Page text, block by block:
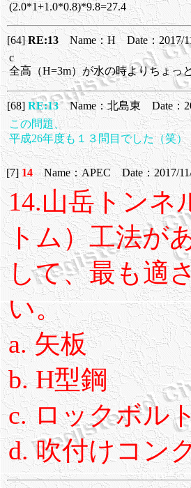
(2.0*1+1.0*0.8)*9.8=27.4
[64]RE:13 Name：H Date：2017/
c
全高（H=3m）が水の時よりちょっ
[68] RE:13Name：北島東 Date：
この問題、
平成26年度も１３問目でした（笑）
[7]14Name：APEC Date：2017/
14.山岳トンネ
トム）工法が
して、最も適
い。
a. 矢板
b. H型鋼
c. ロックボル
d. 吹付けコン